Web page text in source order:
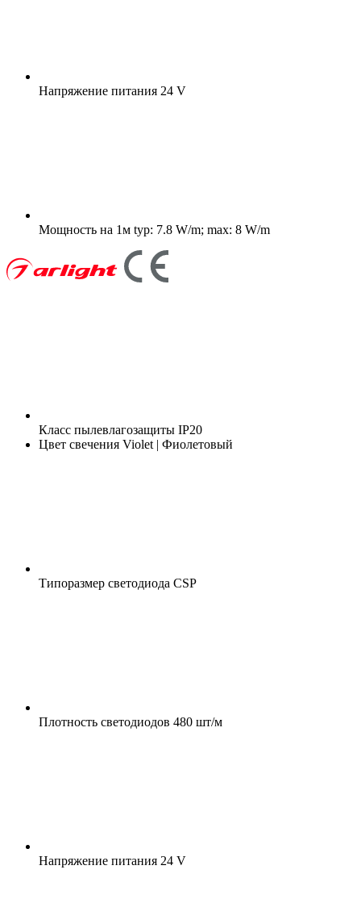
Напряжение питания 24 V
Мощность на 1м typ: 7.8 W/m; max: 8 W/m
Класс пылевлагозащиты IP20
Цвет свечения Violet | Фиолетовый
Типоразмер светодиода CSP
Плотность светодиодов 480 шт/м
Напряжение питания 24 V